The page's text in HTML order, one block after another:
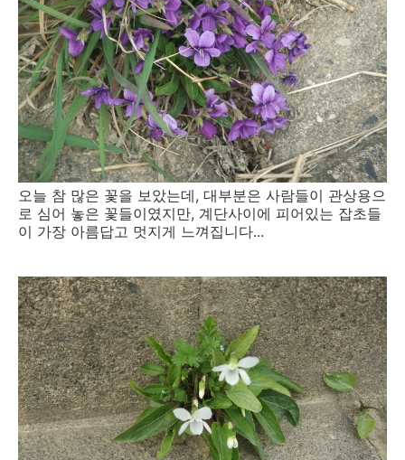
오늘 참 많은 꽃을 보았는데, 대부분은 사람들이 관상용으
로 심어 놓은 꽃들이였지만, 계단사이에 피어있는 잡초들
이 가장 아름답고 멋지게 느껴집니다...